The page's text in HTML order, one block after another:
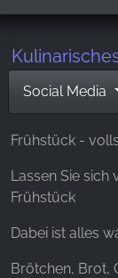
Social Media
Frühstück -
Lassen Sie
Frühstück
Dabei ist alles
Brötchen, Brot,
Marketing
Websites
Name: